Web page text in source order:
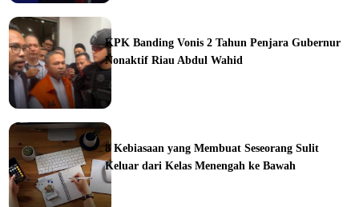
KPK Banding Vonis 2 Tahun Penjara Gubernur
Nonaktif Riau Abdul Wahid
8 Kebiasaan yang Membuat Seseorang Sulit
Keluar dari Kelas Menengah ke Bawah